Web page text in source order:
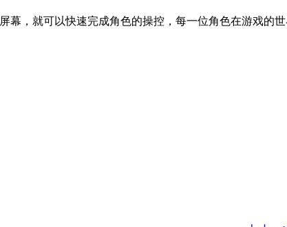
幕，就可以快速完成角色的操控，每一位角色在游戏的